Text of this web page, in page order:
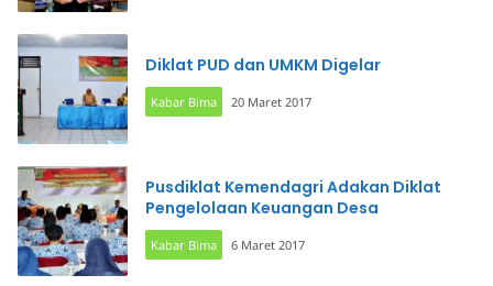
Diklat PUD dan UMKM Digelar
Kabar Bima 20 Maret 2017
Pusdiklat Kemendagri Adakan Diklat
Pengelolaan Keuangan Desa
Kabar Bima 6 Maret 2017